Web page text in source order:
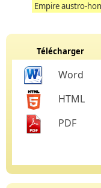
Empire austro-
Télécharger
Word
HTML
PDF